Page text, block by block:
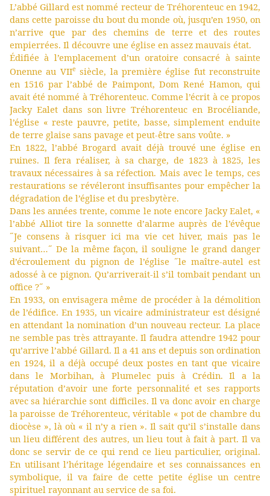
L’abbé Gillard est nommé recteur de Tréhorenteuc en 1942,
dans cette paroisse du bout du monde où, jusqu’en 1950, on
n’arrive que par des chemins de terre et des routes
empierrées. Il découvre une église en assez mauvais état.
Édifiée à l’emplacement d’un oratoire consacré à sainte
Onenne au VIIe siècle, la première église fut reconstruite
en 1516 par l’abbé de Paimpont, Dom René Hamon, qui
avait été nommé à Tréhorenteuc. Comme l’écrit à ce propos
Jacky Ealet dans son livre Tréhorenteuc en Brocéliande,
l’église « reste pauvre, petite, basse, simplement enduite
de terre glaise sans pavage et peut-être sans voûte. »
En 1822, l’abbé Brogard avait déjà trouvé une église en
ruines. Il fera réaliser, à sa charge, de 1823 à 1825, les
travaux nécessaires à sa réfection. Mais avec le temps, ces
restaurations se révéleront insuffisantes pour empêcher la
dégradation de l’église et du presbytère.
Dans les années trente, comme le note encore Jacky Ealet, «
l’abbé Alliot tire la sonnette d’alarme auprès de l’évêque
˝Je consens à risquer ici ma vie cet hiver, mais pas le
suivant…˝ De la même façon, il souligne le grand danger
d’écroulement du pignon de l’église ˝le maître-autel est
adossé à ce pignon. Qu’arriverait-il s’il tombait pendant un
office ?˝ »
En 1933, on envisagera même de procéder à la démolition
de l’édifice. En 1935, un vicaire administrateur est désigné
en attendant la nomination d’un nouveau recteur. La place
ne semble pas très attrayante. Il faudra attendre 1942 pour
qu’arrive l’abbé Gillard. Il a 41 ans et depuis son ordination
en 1924, il a déjà occupé deux postes en tant que vicaire
dans le Morbihan, à Plumelec puis à Crédin. Il a la
réputation d’avoir une forte personnalité et ses rapports
avec sa hiérarchie sont difficiles. Il va donc avoir en charge
la paroisse de Tréhorenteuc, véritable « pot de chambre du
diocèse », là où « il n’y a rien ». Il sait qu’il s’installe dans
un lieu différent des autres, un lieu tout à fait à part. Il va
donc se servir de ce qui rend ce lieu particulier, original.
En utilisant l’héritage légendaire et ses connaissances en
symbolique, il va faire de cette petite église un centre
spirituel rayonnant au service de sa foi.